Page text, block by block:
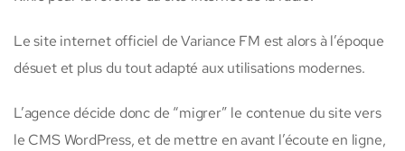
Le site internet officiel de Variance FM est alors à l’époque
désuet et plus du tout adapté aux utilisations modernes.
L’agence décide donc de “migrer” le contenue du site vers
le CMS WordPress, et de mettre en avant l’écoute en ligne,